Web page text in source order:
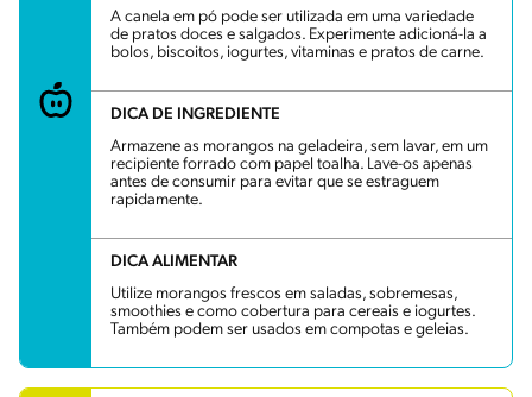
A canela em pó pode ser utilizada em uma variedade
de pratos doces e salgados. Experimente adicioná-la a
bolos, biscoitos, iogurtes, vitaminas e pratos de carne.
DICA DE INGREDIENTE
Armazene as morangos na geladeira, sem lavar, em um
recipiente forrado com papel toalha. Lave-os apenas
antes de consumir para evitar que se estraguem
rapidamente.
DICA ALIMENTAR
Utilize morangos frescos em saladas, sobremesas,
smoothies e como cobertura para cereais e iogurtes.
Também podem ser usados em compotas e geleias.